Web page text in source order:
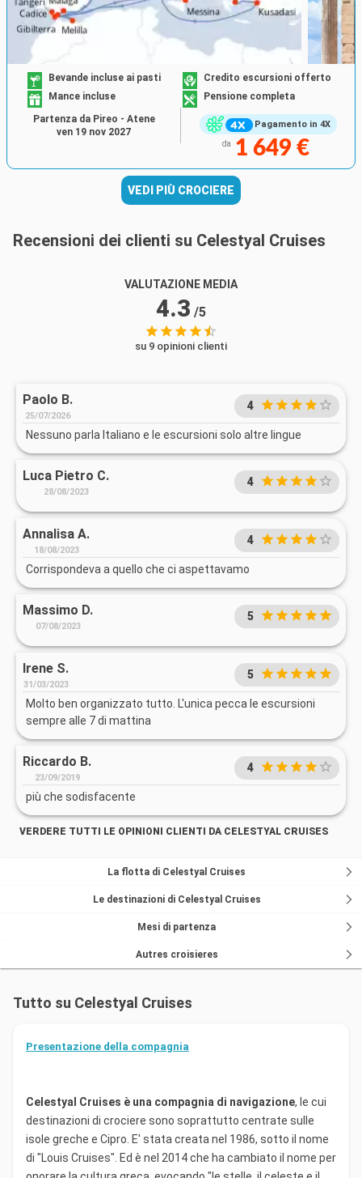
Pagamento in 4X
Bevande incluse ai pasti
Credito escursioni offerto
Mance incluse
Pensione completa
da 1 649 €
Partenza da Pireo - Atene
ven 19 nov 2027
VEDI PIÙ CROCIERE
Recensioni dei clienti su Celestyal Cruises
VALUTAZIONE MEDIA
4.3 /5
su 9 opinioni clienti
Paolo B.
25/07/2026
4
Nessuno parla Italiano e le escursioni solo altre lingue
Luca Pietro C.
28/08/2023
4
Annalisa A.
18/08/2023
4
Corrispondeva a quello che ci aspettavamo
Massimo D.
07/08/2023
5
Irene S.
31/03/2023
5
Molto ben organizzato tutto. L'unica pecca le escursioni
sempre alle 7 di mattina
Riccardo B.
23/09/2019
4
più che sodisfacente
VERDERE TUTTI LE OPINIONI CLIENTI DA CELESTYAL CRUISES
La flotta di Celestyal Cruises
Le destinazioni di Celestyal Cruises
Mesi di partenza
Autres croisieres
Tutto su Celestyal Cruises
Presentazione della compagnia
Celestyal Cruises è una compagnia di navigazione, le cui
destinazioni di crociere sono soprattutto centrate sulle
isole greche e Cipro. E' stata creata nel 1986, sotto il nome
di "Louis Cruises". Ed è nel 2014 che ha cambiato il nome per